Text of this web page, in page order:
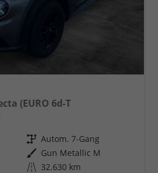
(EURO 6d-T
Getriebe Autom. 7-Gang
Außenfarbe Gun Metallic M
Kilometerstand 32.630 km